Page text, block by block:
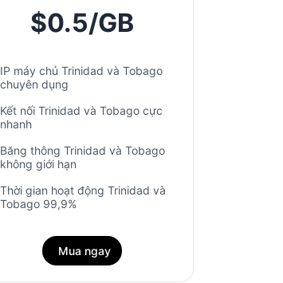
$0.5/GB
IP máy chủ Trinidad và Tobago
chuyên dụng
Kết nối Trinidad và Tobago cực
nhanh
Băng thông Trinidad và Tobago
không giới hạn
Thời gian hoạt động Trinidad và
Tobago 99,9%
Mua ngay